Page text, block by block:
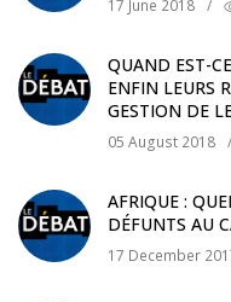
17 June 2018 /
QUAND EST-
ENFIN LEURS
GESTION DE
05 August 2018 /
AFRIQUE :
DÉFUNTS AU
17 December